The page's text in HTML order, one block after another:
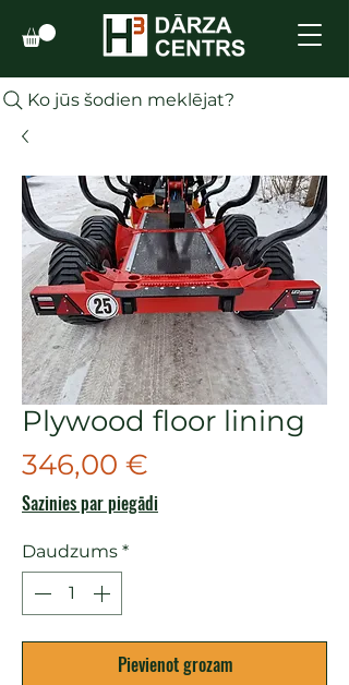
Ko jūs šodien meklējat?
Plywood floor lining
346,00 €
Sazinies par piegādi
Daudzums *
Pievienot grozam